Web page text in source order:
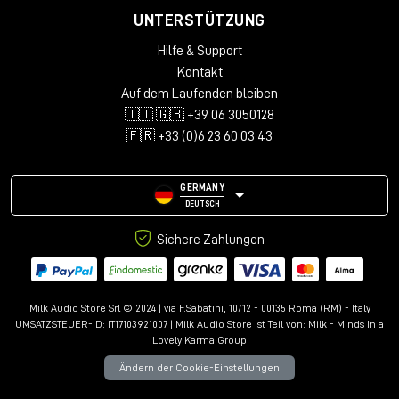
UNTERSTÜTZUNG
Hilfe & Support
Kontakt
Auf dem Laufenden bleiben
🇮🇹 🇬🇧 +39 06 3050128
🇫🇷 +33 (0)6 23 60 03 43
GERMANY
DEUTSCH
Sichere Zahlungen
Milk Audio Store Srl © 2024 | via F.Sabatini, 10/12 - 00135 Roma (RM) - Italy
UMSATZSTEUER-ID: IT17103921007 | Milk Audio Store ist Teil von: Milk - Minds In a
Lovely Karma Group
Ändern der Cookie-Einstellungen